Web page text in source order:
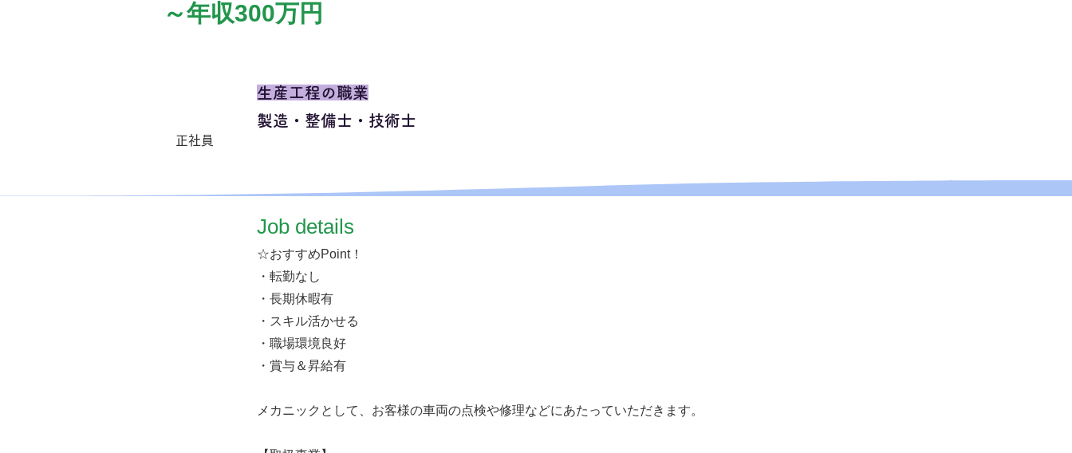
～年収300万円
正社員
生産工程の職業
製造・整備士・技術士
​Job details
☆おすすめPoint！
・転勤なし
・長期休暇有
・スキル活かせる
・職場環境良好
・賞与＆昇給有
メカニックとして、お客様の車両の点検や修理などにあたっていただきます。